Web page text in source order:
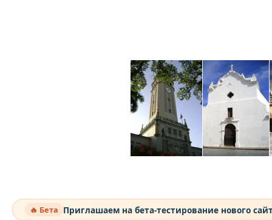
🔥 Бета Приглашаем на бета-тестирование нового